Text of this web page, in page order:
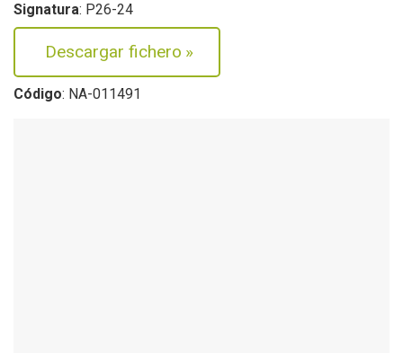
Signatura: P26-24
Descargar fichero »
Código: NA-011491